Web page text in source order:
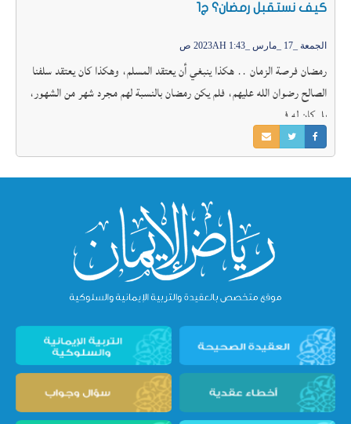
كيف نستقبل رمضان؟ ج1
الجمعة _17 _مارس _2023AH 1:43 ص
رمضان فرصة الزمان .. هكذا ينبغي أن يعتقد المسلم، وهكذا كان يعتقد سلفنا
الصالح رضوان الله عليهم، فلم يكن رمضان بالنسبة لهم مجرد شهر من الشهور،
بل كان له في